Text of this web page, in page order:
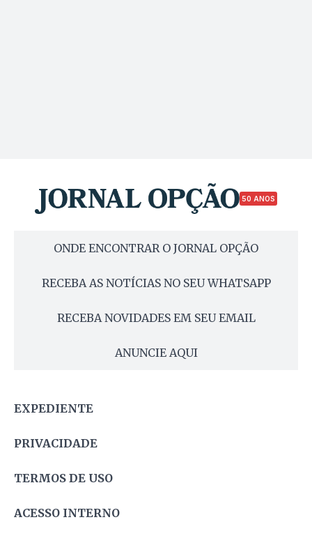
50 ANOS
ONDE ENCONTRAR O JORNAL OPÇÃO
RECEBA AS NOTÍCIAS NO SEU WHATSAPP
RECEBA NOVIDADES EM SEU EMAIL
ANUNCIE AQUI
EXPEDIENTE
PRIVACIDADE
TERMOS DE USO
ACESSO INTERNO